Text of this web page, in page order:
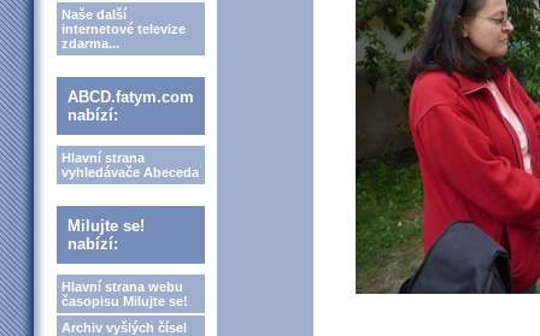
Naše další
internetové televize
zdarma...
ABCD.fatym.com
nabízí:
Hlavní strana
vyhledávače Abeceda
Milujte se!
nabízí:
Hlavní strana webu
časopisu Milujte se!
Archiv vyšlých čísel